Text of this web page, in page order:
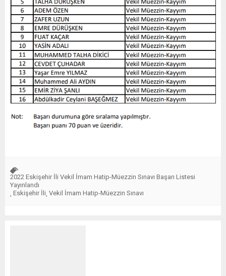
2022 Eskişehir İli Vekil İmam Hatip-Müezzin Sınavı Başarı Listesi
Yayınlandı
Eskişehir İli Vekil İmam Hatip-Müezzin Sınavı